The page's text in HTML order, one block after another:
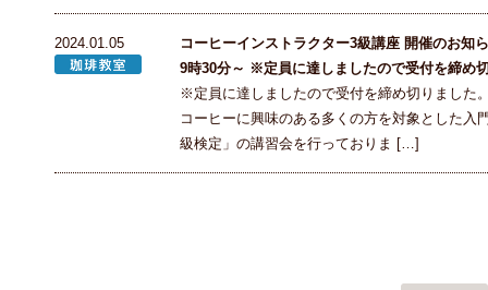
2024.01.05
コーヒーインストラクター3級講座 開催のお知
9時30分～ ※定員に達しましたので受付を締め
※定員に達しましたので受付を締め切りまし
コーヒーに興味のある多くの方を対象とした入
級検定」の講習会を行っておりま […]